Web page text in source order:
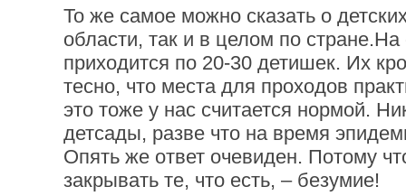
То же самое можно сказать о
области, так и в целом по стране.На
приходится по 20-30 детишек. Их
тесно, что места для проходов
это тоже у нас считается нормой.
детсады, разве что на время
Опять же ответ очевиден. Потому
закрывать те, что есть, – безумие!